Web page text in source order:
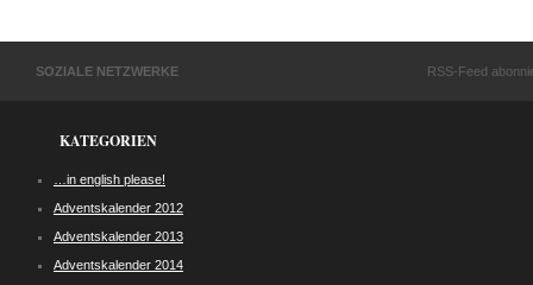
SOZIALE NETZWERKE RSS-Feed
KATEGORIEN
…in english please!
Adventskalender 2012
Adventskalender 2013
Adventskalender 2014